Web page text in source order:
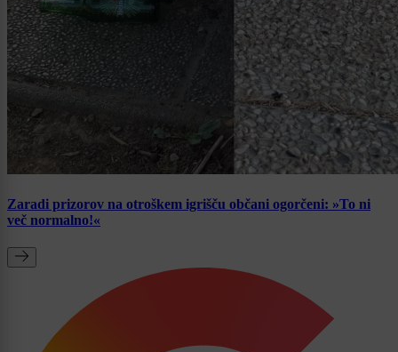
Zaradi prizorov na otroškem igrišču občani ogorčeni: »To ni
več normalno!«